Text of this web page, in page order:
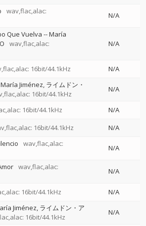
wav,flac,alac:
N/A
Que Vuelva --María
wav,flac,alac:
N/A
16bit/44.1kHz N/A
María Jiménez ライムドン・
16bit/44.1kHz
N/A
16bit/44.1kHz
N/A
16bit/44.1kHz N/A
wav,flac,alac:
N/A
wav,flac,alac:
N/A
16bit/44.1kHz N/A
Jiménez ライムドン・ア
16bit/44.1kHz
N/A